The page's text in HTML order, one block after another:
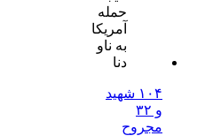
۱۰۴ شهید
و ۳۲
مجروح